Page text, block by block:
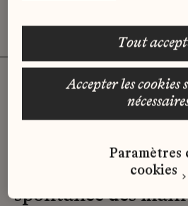
Vous n'avez pas
qui correspond à
Envoyez-nous
spontanée dès
accepter les cookies strictement
tout
Paramètres
cookies